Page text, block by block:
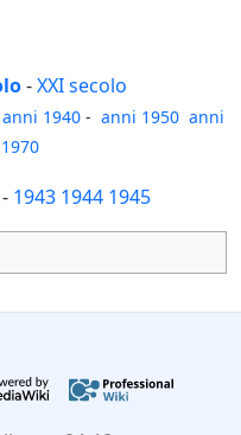
-XXI secolo
anni 1940 - anni 1950 anni
- 1943 1944 1945